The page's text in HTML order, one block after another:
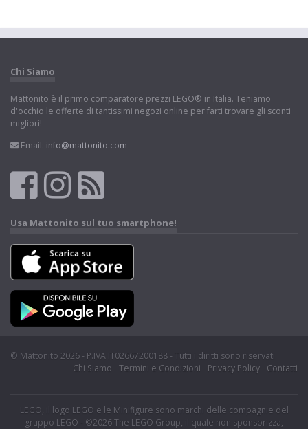
Chi Siamo
Mattonito è il primo comparatore prezzi LEGO® in Italia. Teniamo
d'occhio le offerte di tantissimi negozi online per farti trovare gli sconti
migliori!
Email: info@mattonito.com
Usa Mattonito sul tuo smartphone!
© Mattonito 2026 - P.IVA IT02667200188 - Tutti i diritti sono riservati
Chi Siamo
Termini e Condizioni Privacy Policy Contatti
LEGO, il logo LEGO e le Minifigure sono marchi delle compagnie del
gruppo LEGO - ©2026 The LEGO Group, il quale non sponsorizza,